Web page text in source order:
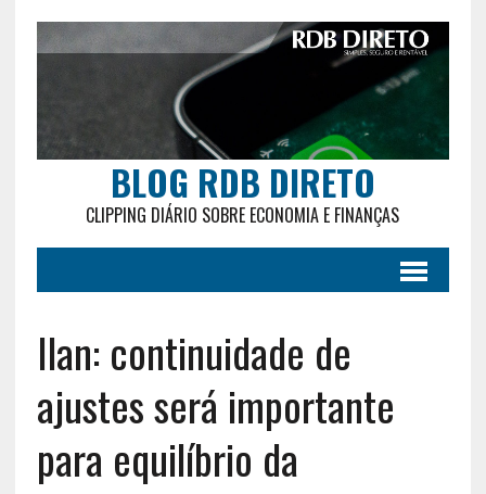
BLOG RDB DIRETO
CLIPPING DIÁRIO SOBRE ECONOMIA E FINANÇAS
Ilan: continuidade de
ajustes será importante
para equilíbrio da